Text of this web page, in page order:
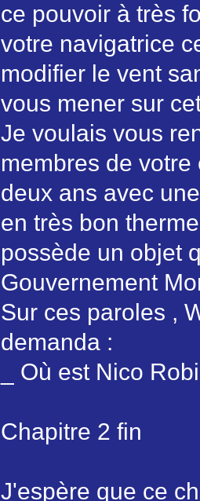
ce pouvoir à très
votre navigatrice
modifier le vent
vous mener sur
Je voulais vous
membres de
deux ans avec
en très bon
possède un objet
Gouvernement
Sur ces paroles ,
demanda :
_ Où est Nico
Chapitre 2 fin
J'espère que ce